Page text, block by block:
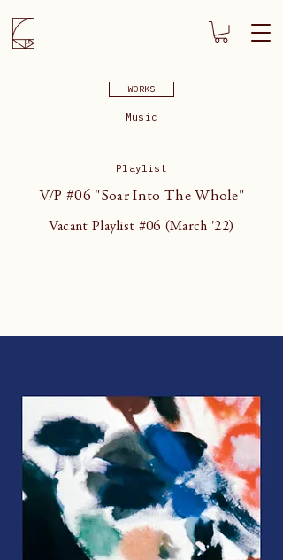
WORKS
Music
Playlist
V/P #06 "Soar Into The Whole"
Vacant Playlist #06 (March '22)